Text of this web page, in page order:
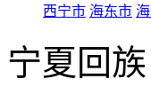
西宁市 海东市
宁夏回